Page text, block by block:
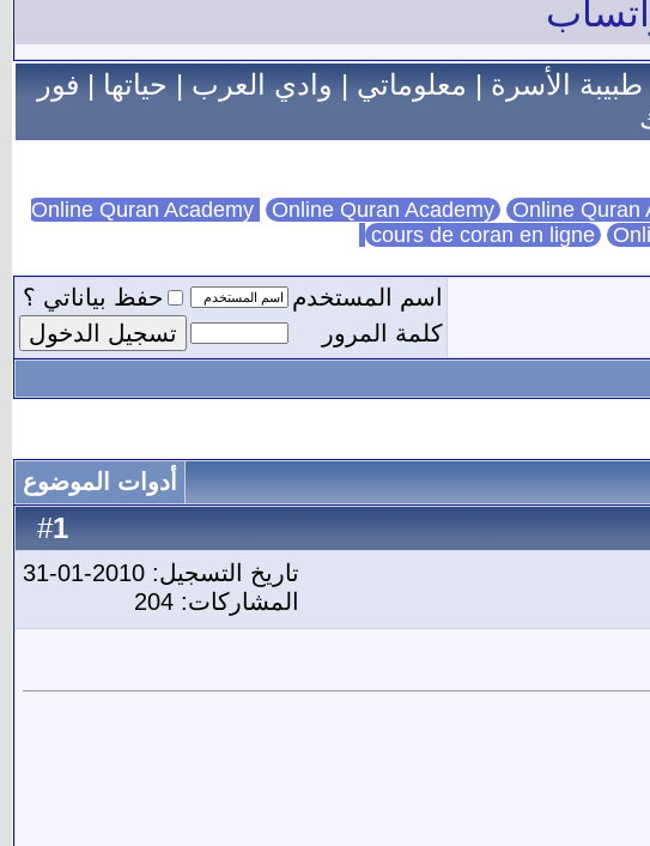
طبيبة الأسرة|معلوماتي|وادي العرب|حياتها|فور
Online Quran Academy Online Quran
cours de coran en ligne
اسم المستخدم
حفظ بياناتي ؟
كلمة المرور
أدوات الموضوع
#
1
تاريخ التسجيل: 2010-01-31
المشاركات: 204